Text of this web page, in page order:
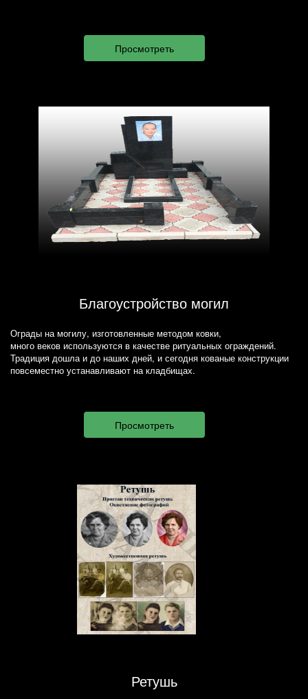
Благоустройство могил
Ограды на могилу, изготовленные методом ковки,
много веков используются в качестве ритуальных ограждений.
Традиция дошла и до наших дней, и сегодня кованые конструкции
повсеместно устанавливают на кладбищах.
Ретушь